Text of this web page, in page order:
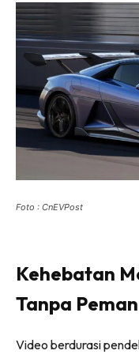
Foto : CnEVPost
Kehebatan
Tanpa
Video berdurasi